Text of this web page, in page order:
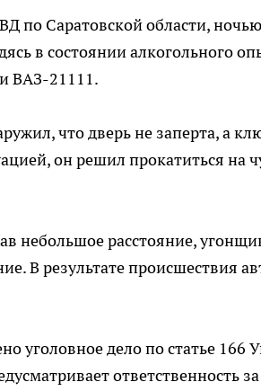
по Саратовской области,
в состоянии алкогольного
ВАЗ-21111.
что дверь не заперта, а
он решил прокатиться на
небольшое расстояние,
В результате происшествия
уголовное дело по статье 166
ответственность